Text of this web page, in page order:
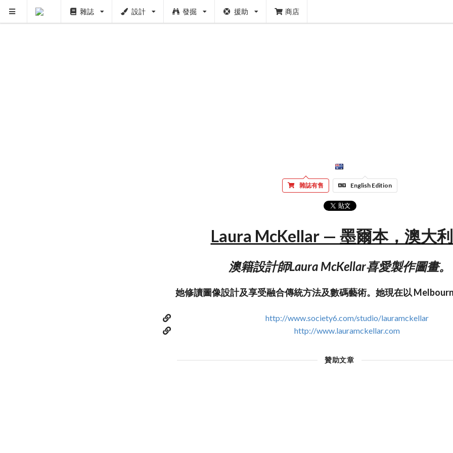
雜誌 設計 發掘 援助 商店
雜誌有售 English Edition
Laura McKellar — 墨爾本，澳大
澳籍設計師Laura McKellar喜愛製作圖畫。
她修讀圖像設計及享受融合傳統方法及數碼藝術。她現在以
http://www.society6.com/studio/lauramckellar
http://www.lauramckellar.com
贊助文章